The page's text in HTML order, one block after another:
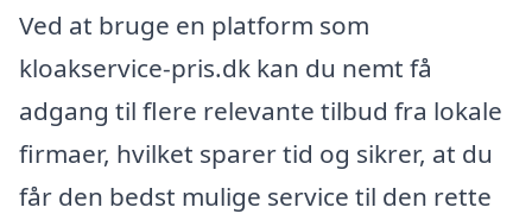
Ved at bruge en platform som
kloakservice-pris.dk kan du nemt få
adgang til flere relevante tilbud fra lokale
firmaer, hvilket sparer tid og sikrer, at du
får den bedst mulige service til den rette